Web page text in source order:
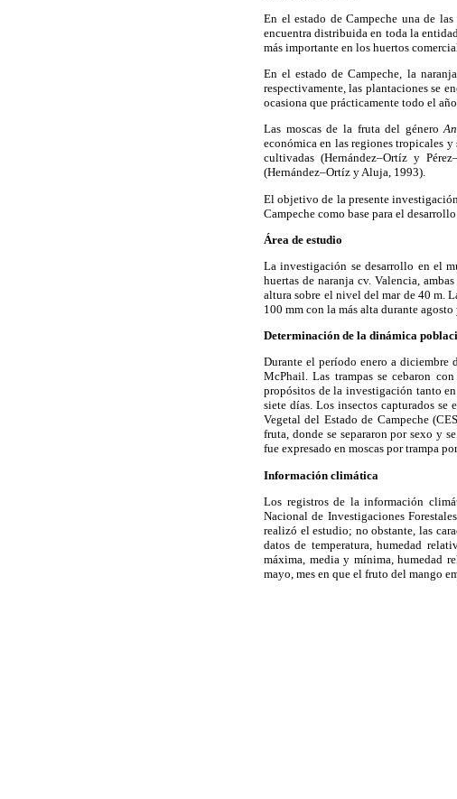
En el estado de Campeche una de
encuentra distribuida en toda la
más importante en los huertos
En el estado de Campeche, la
respectivamente, las plantaciones se
ocasiona que prácticamente todo el
Las moscas de la fruta del género
económica en las regiones tropicales
cultivadas (Hernández–Ortíz y
(Hernández–Ortíz y Aluja, 1993).
El objetivo de la presente
Campeche como base para el
Área de estudio
La investigación se desarrollo en el
huertas de naranja cv. Valencia,
altura sobre el nivel del mar de 40 m.
100 mm con la más alta durante
Determinación de la dinámica
Durante el período enero a diciembre
McPhail. Las trampas se cebaron
propósitos de la investigación tanto
siete días. Los insectos capturados
Vegetal del Estado de Campeche
fruta, donde se separaron por sexo y
fue expresado en moscas por trampa
Información climática
Los registros de la información
Nacional de Investigaciones
realizó el estudio; no obstante, las
datos de temperatura, humedad
máxima, media y mínima, humedad
mayo, mes en que el fruto del mango